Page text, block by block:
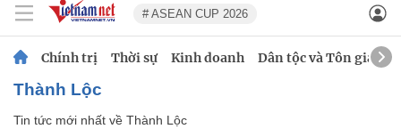
# ASEAN CUP 2026
Chính trị Thời sự Kinh doanh Dân tộc và Tôn giáo
Thành Lộc
Tin tức mới nhất về Thành Lộc